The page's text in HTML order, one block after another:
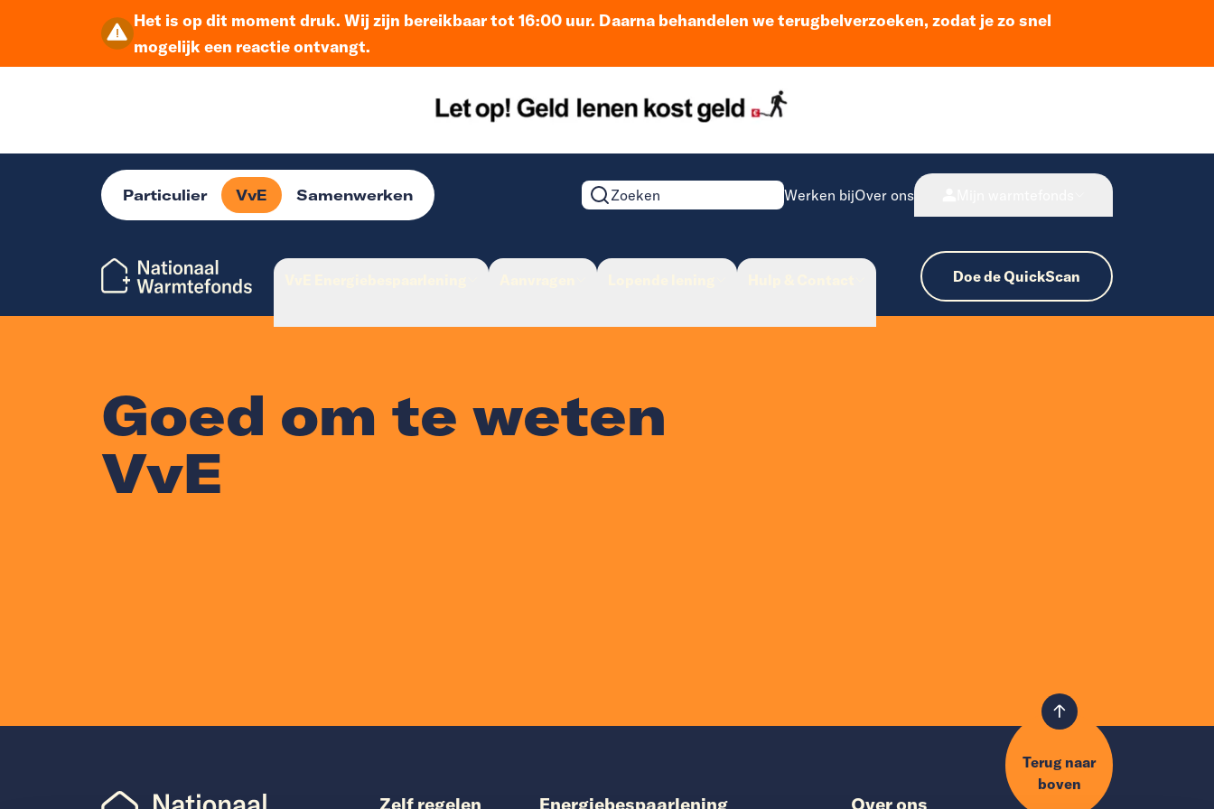
Het is op dit moment druk. Wij zijn bereikbaar tot 16:00 uur. Daarna behandelen we terugbelverzoeken, zodat je zo snel
mogelijk een reactie ontvangt.
Particulier VvE Samenwerken
Zoeken op de website
Werken bijOver ons
Doe de QuickScan
Goed om te weten
VvE
Zelf regelen Energiebespaarlening Over ons
Terug naar
boven